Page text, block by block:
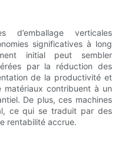
d’emballage verticales
significatives à long
initial peut sembler
par la réduction des
de la productivité et
matériaux contribuent à un
De plus, ces machines
ce qui se traduit par des
rentabilité accrue.